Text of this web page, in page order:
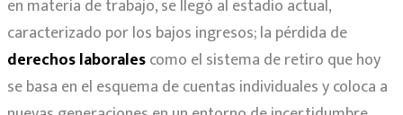
en materia de trabajo, se llegó al estadio actual,
caracterizado por los bajos ingresos; la pérdida de
derechos laboralescomo el sistema de retiro que hoy
se basa en el esquema de cuentas individuales y coloca a